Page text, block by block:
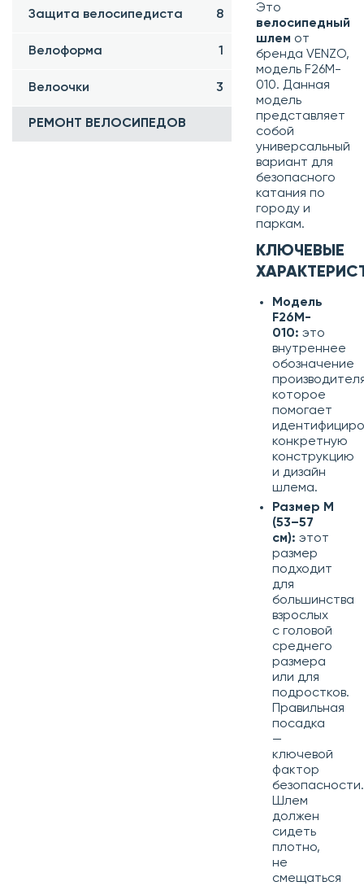
Защита велосипедиста 8
Велоформа 1
Велоочки 3
РЕМОНТ ВЕЛОСИПЕДОВ
Это
велосипедный
шлем от
бренда VENZO,
модель F26M-
010. Данная
модель
представляет
собой
универсальный
вариант для
безопасного
катания по
городу и
паркам.
КЛЮЧЕВЫЕ
Модель
F26M-
010: это
внутреннее
обозначение
которое
помогает
конкретную
конструкцию
и дизайн
шлема.
Размер M
(53–57
см): этот
размер
подходит
для
большинства
взрослых
с головой
среднего
размера
или для
подростков.
Правильная
посадка
—
ключевой
фактор
безопасности.
Шлем
должен
сидеть
плотно,
не
смещаться